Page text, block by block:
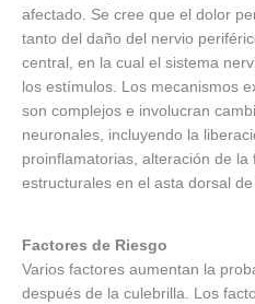
afectado. Se cree que el dolor
tanto del daño del nervio
central, en la cual el sistema
los estímulos. Los mecanismos
son complejos e involucran
neuronales, incluyendo la
proinflamatorias, alteración de
estructurales en el asta dorsal de
Factores de Riesgo
Varios factores aumentan la
después de la culebrilla. Los